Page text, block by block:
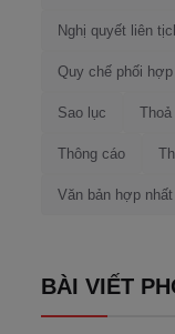
Nghị quyết liên
Quy chế phối hợp
Sao lục Thoả
Thông cáo
Văn bản hợp nhất
BÀI VIẾT